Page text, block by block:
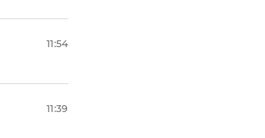
11:54
11:39